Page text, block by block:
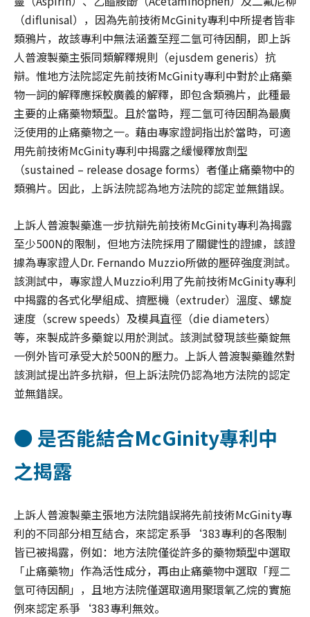
（diflunisal），因為先前技術McGinity專利中所提者皆非
類鴉片，故該專利中無法涵蓋至羥二氫可待因酮，即上訴
人普渡製藥主張同類解釋規則（ejusdem generis）抗
辯。惟地方法院認定先前技術McGinity專利中對於止痛藥
物一詞的解釋應採較廣義的解釋，即包含類鴉片，此種最
主要的止痛藥物類型。且於當時，羥二氫可待因酮為最廣
泛使用的止痛藥物之一。藉由專家證詞指出於當時，可適
用先前技術McGinity專利中揭露之緩慢釋放劑型
（sustained – release dosage forms）者僅止痛藥物中的
類鴉片。因此，上訴法院認為地方法院的認定並無錯誤。
上訴人普渡製藥進一步抗辯先前技術McGinity專利為揭露
至少500N的限制，但地方法院採用了關鍵性的證據，該證
據為專家證人Dr. Fernando Muzzio所做的壓碎強度測試。
該測試中，專家證人Muzzio利用了先前技術McGinity專利
中揭露的各式化學組成、擠壓機（extruder）溫度、螺旋
速度（screw speeds）及模具直徑（die diameters）
等，來製成許多藥錠以用於測試。該測試發現該些藥錠無
一例外皆可承受大於500N的壓力。上訴人普渡製藥雖然對
該測試提出許多抗辯，但上訴法院仍認為地方法院的認定
並無錯誤。
● 是否能結合McGinity專利中
之揭露
上訴人普渡製藥主張地方法院錯誤將先前技術McGinity專
利的不同部分相互結合，來認定系爭‘383專利的各限制
皆已被揭露，例如：地方法院僅從許多的藥物類型中選取
「止痛藥物」作為活性成分，再由止痛藥物中選取「羥二
氫可待因酮」，且地方法院僅選取適用聚環氧乙烷的實施
例來認定系爭‘383專利無效。